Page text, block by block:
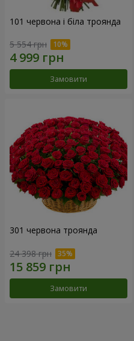
101 червона і біла троянда
5 554 грн
Замовити
301 червона троянда
24 398 грн
Замовити